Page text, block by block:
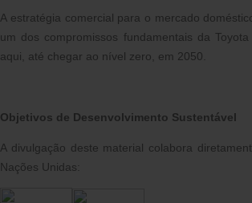
A estratégia comercial para o mercado
um dos compromissos fundamentais da
aqui, até chegar ao nível zero, em 2050.
Objetivos de Desenvolvimento Sustentável
A divulgação deste material colabora
Nações Unidas: